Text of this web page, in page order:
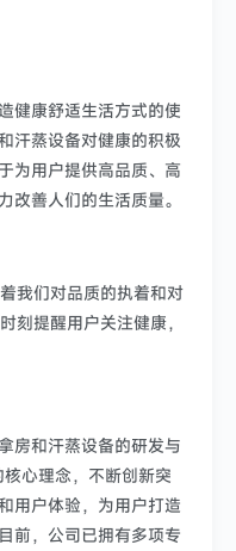
健康舒适生活方式的使
汗蒸设备对健康的积极
为用户提供高品质、高
改善人们的生活质量。
我们对品质的执着和对
刻提醒用户关注健康，
房和汗蒸设备的研发与
心理念，不断创新突
用户体验，为用户打造
前，公司已拥有多项专